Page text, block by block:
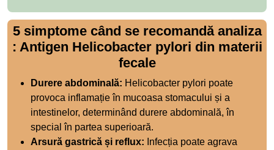
5 simptome când se recomandă analiza
: Antigen Helicobacter pylori din materii
fecale
Durere abdominală: Helicobacter pylori poate
provoca inflamație în mucoasa stomacului și a
intestinelor, determinând durere abdominală, în
special în partea superioară.
Arsură gastrică și reflux: Infecția poate agrava